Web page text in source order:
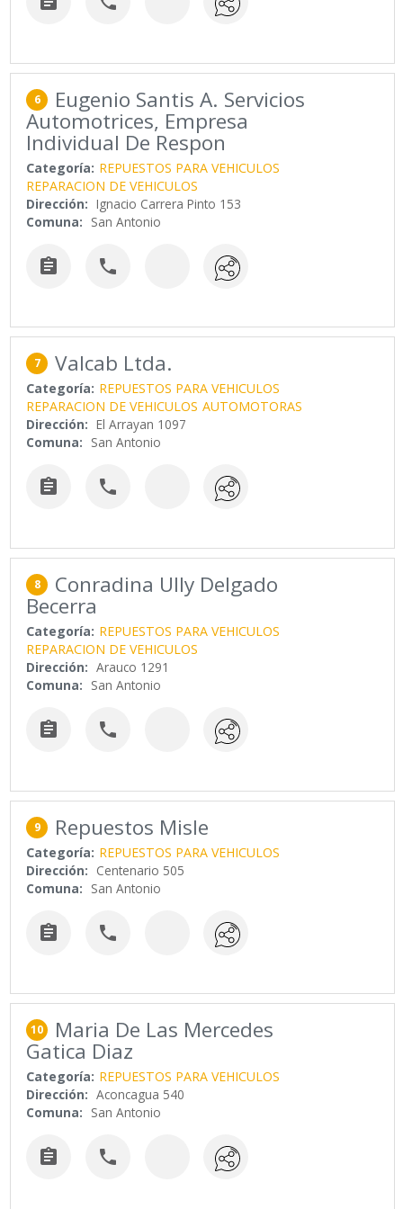
6 Eugenio Santis A. Servicios
Automotrices, Empresa
Individual De Respon
Categoría: REPUESTOS PARA VEHICULOS
REPARACION DE VEHICULOS
Dirección: Ignacio Carrera Pinto 153
Comuna: San Antonio
 
7 Valcab Ltda.
Categoría: REPUESTOS PARA VEHICULOS
REPARACION DE VEHICULOS AUTOMOTORAS
Dirección: El Arrayan 1097
Comuna: San Antonio
 
8 Conradina Ully Delgado
Becerra
Categoría: REPUESTOS PARA VEHICULOS
REPARACION DE VEHICULOS
Dirección: Arauco 1291
Comuna: San Antonio
 
9 Repuestos Misle
Categoría: REPUESTOS PARA VEHICULOS
Dirección: Centenario 505
Comuna: San Antonio
 
10 Maria De Las Mercedes
Gatica Diaz
Categoría: REPUESTOS PARA VEHICULOS
Dirección: Aconcagua 540
Comuna: San Antonio
 